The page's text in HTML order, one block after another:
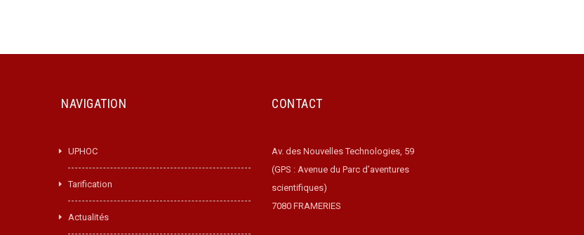
NAVIGATION
UPHOC
Tarification
Actualités
CONTACT
Av. des Nouvelles Technologies, 59
(GPS : Avenue du Parc d’aventures
scientifiques)
7080 FRAMERIES